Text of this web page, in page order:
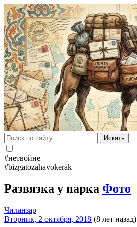
Искать
#нетвойне
#bizgatozahavokerak
Развязка у парка Фото
Чиланзар
Вторник, 2 октября, 2018 (8 лет назад)